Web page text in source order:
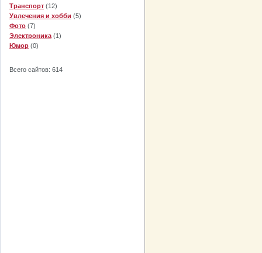
Транспорт (12)
Увлечения и хобби (5)
Фото (7)
Электроника (1)
Юмор (0)
Всего сайтов: 614